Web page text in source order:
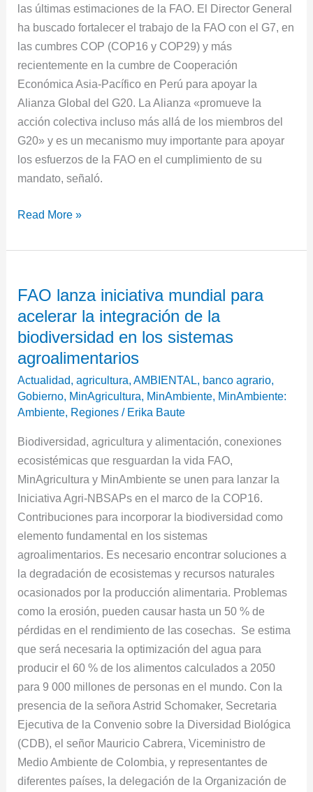
las últimas estimaciones de la FAO. El Director General
ha buscado fortalecer el trabajo de la FAO con el G7, en
las cumbres COP (COP16 y COP29) y más
recientemente en la cumbre de Cooperación
Económica Asia-Pacífico en Perú para apoyar la
Alianza Global del G20. La Alianza «promueve la
acción colectiva incluso más allá de los miembros del
G20» y es un mecanismo muy importante para apoyar
los esfuerzos de la FAO en el cumplimiento de su
mandato, señaló.
Read More »
FAO lanza iniciativa mundial para
acelerar la integración de la
biodiversidad en los sistemas
agroalimentarios
Actualidad,agricultura,AMBIENTAL, banco agrario,
Gobierno, MinAgricultura, MinAmbiente, MinAmbiente:
Ambiente, Regiones / Erika Baute
Biodiversidad, agricultura y alimentación, conexiones
ecosistémicas que resguardan la vida FAO,
MinAgricultura y MinAmbiente se unen para lanzar la
Iniciativa Agri-NBSAPs en el marco de la COP16.
Contribuciones para incorporar la biodiversidad como
elemento fundamental en los sistemas
agroalimentarios. Es necesario encontrar soluciones a
la degradación de ecosistemas y recursos naturales
ocasionados por la producción alimentaria. Problemas
como la erosión, pueden causar hasta un 50 % de
pérdidas en el rendimiento de las cosechas. Se estima
que será necesaria la optimización del agua para
producir el 60 % de los alimentos calculados a 2050
para 9 000 millones de personas en el mundo. Con la
presencia de la señora Astrid Schomaker, Secretaria
Ejecutiva de la Convenio sobre la Diversidad Biológica
(CDB), el señor Mauricio Cabrera, Viceministro de
Medio Ambiente de Colombia, y representantes de
diferentes países, la delegación de la Organización de
lanza
iniciativa
mundial
para
acelerar
la
integración
la
biodiversidad
en
los
sistemas
agroalimentarios